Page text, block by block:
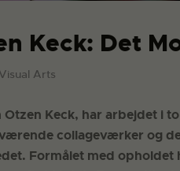
Keck: Det
Arts
Keck, har arbejdet i
collageværker og
Formålet med